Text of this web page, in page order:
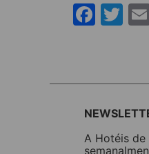
A Hotéis